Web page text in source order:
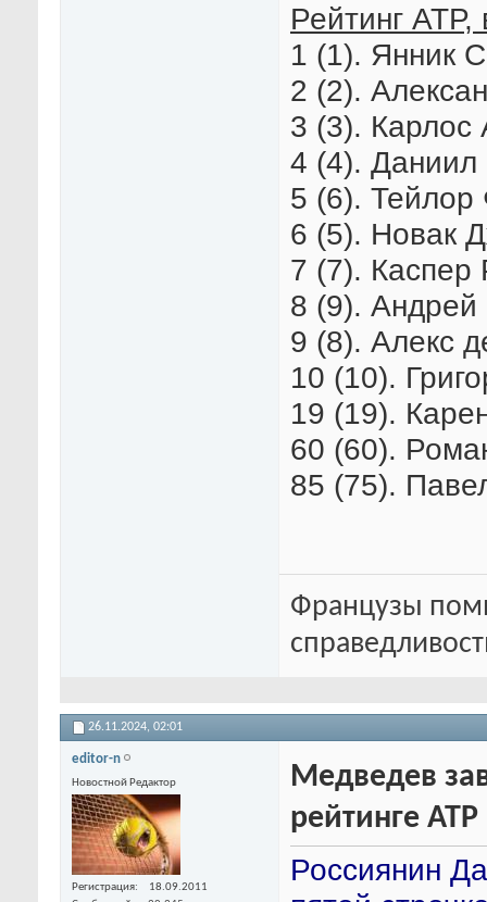
Рейтинг АТР,
1 (1). Янник
2 (2).
3 (3). Карлос
4 (4). Даниил
5 (6).
6 (5). Новак
7 (7). Каспер
8 (9). Андрей
9 (8). Алекс
10 (10).
19 (19).
60 (60).
85 (75).
Французы
26.11.2024, 02:01
editor-n
Новостной Редактор
Регистрация
18.09.2011
Медведев
рейтинге АТР
Россиянин